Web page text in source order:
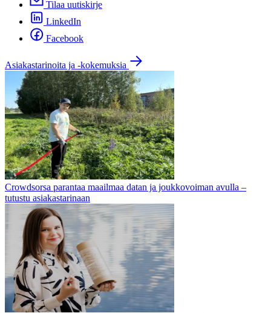
Tilaa uutiskirje
LinkedIn
Facebook
Asiakastarinoita ja -kokemuksia
Crowdsorsa parantaa maailmaa datan ja joukkovoiman avulla –
tutustu asiakastarinaan